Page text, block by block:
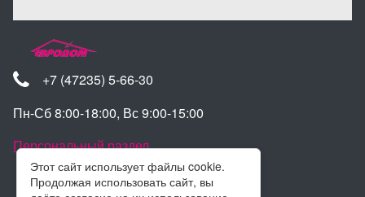
Этот сайт использует файлы cookie.
Продолжая использовать сайт, вы
+7 (47235) 5-66-30
Пн-Сб 8:00-18:00, Вс 9:00-15:00
Персональный раздел